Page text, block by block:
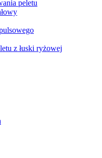
peletu
z łuski ryżowej